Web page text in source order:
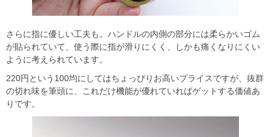
さらに指に優しい工夫も。ハンドルの内側の部分には柔らかいゴム
が貼られていて、使う際に指が滑りにくく、しかも痛くなりにくい
ように考えられています。
220円という100均にしてはちょっぴりお高いプライスですが、抜群
の切れ味を筆頭に、これだけ機能が優れていればゲットする価値あ
りです。